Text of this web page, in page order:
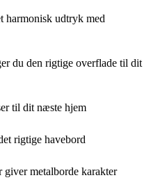
harmonisk udtryk med
du den rigtige overflade til dit
til dit næste hjem
rigtige havebord
giver metalborde karakter